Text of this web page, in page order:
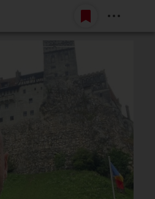
Belépés